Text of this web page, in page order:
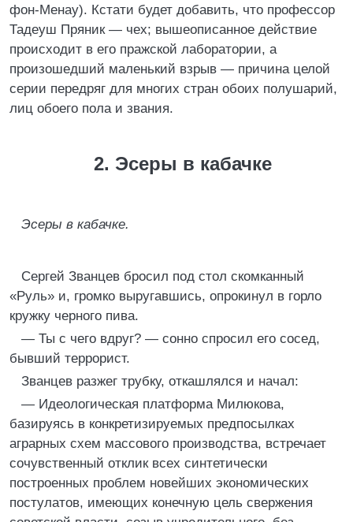
фон-Менау). Кстати будет добавить, что профессор
Тадеуш Пряник — чех; вышеописанное действие
происходит в его пражской лаборатории, а
произошедший маленький взрыв — причина целой
серии передряг для многих стран обоих полушарий,
лиц обоего пола и звания.
2. Эсеры в кабачке
Эсеры в кабачке.
Сергей Званцев бросил под стол скомканный
«Руль» и, громко выругавшись, опрокинул в горло
кружку черного пива.
— Ты с чего вдруг? — сонно спросил его сосед,
бывший террорист.
Званцев разжег трубку, откашлялся и начал:
— Идеологическая платформа Милюкова,
базируясь в конкретизируемых предпосылках
аграрных схем массового производства, встречает
сочувственный отклик всех синтетически
построенных проблем новейших экономических
постулатов, имеющих конечную цель свержения